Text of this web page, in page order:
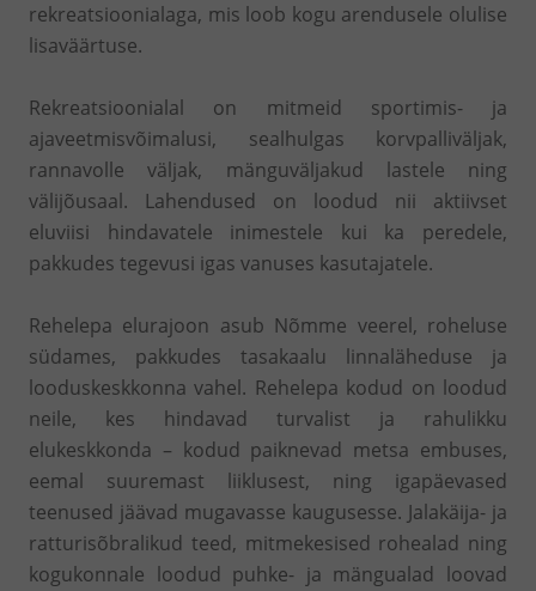
rekreatsioonialaga, mis loob kogu arendusele olulise
lisaväärtuse.
Rekreatsioonialal on mitmeid sportimis- ja
ajaveetmisvõimalusi, sealhulgas korvpalliväljak,
rannavolle väljak, mänguväljakud lastele ning
välijõusaal. Lahendused on loodud nii aktiivset
eluviisi hindavatele inimestele kui ka peredele,
pakkudes tegevusi igas vanuses kasutajatele.
Rehelepa elurajoon asub Nõmme veerel, roheluse
südames, pakkudes tasakaalu linnaläheduse ja
looduskeskkonna vahel. Rehelepa kodud on loodud
neile, kes hindavad turvalist ja rahulikku
elukeskkonda – kodud paiknevad metsa embuses,
eemal suuremast liiklusest, ning igapäevased
teenused jäävad mugavasse kaugusesse. Jalakäija- ja
ratturisõbralikud teed, mitmekesised rohealad ning
kogukonnale loodud puhke- ja mängualad loovad